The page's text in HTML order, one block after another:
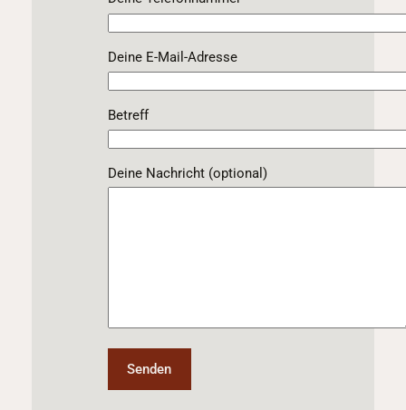
Deine E-Mail-Adresse
Betreff
Deine Nachricht (optional)